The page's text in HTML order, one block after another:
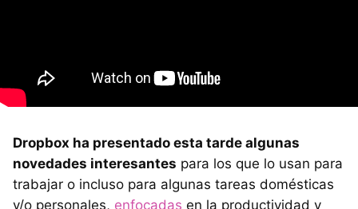
Dropbox ha presentado esta tarde algunas
novedades interesantes para los que lo usan para
trabajar o incluso para algunas tareas domésticas
y/o personales, enfocadas en la productividad y